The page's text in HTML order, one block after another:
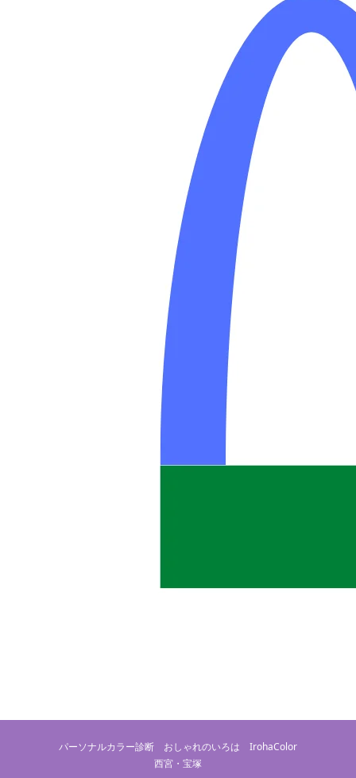
パーソナルカラー診断 おしゃれのいろは IrohaColor
西宮・宝塚